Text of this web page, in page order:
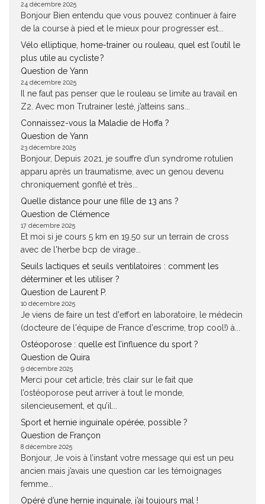
24 décembre 2025
Bonjour Bien entendu que vous pouvez continuer à faire
de la course à pied et le mieux pour progresser est...
Vélo elliptique, home-trainer ou rouleau, quel est l’outil le
plus utile au cycliste ?
Question de Yann
24 décembre 2025
Il ne faut pas penser que le rouleau se limite au travail en
Z2. Avec mon Trutrainer lesté, j’atteins sans...
Connaissez-vous la Maladie de Hoffa ?
Question de Yann
23 décembre 2025
Bonjour, Depuis 2021, je souffre d’un syndrome rotulien
apparu après un traumatisme, avec un genou devenu
chroniquement gonflé et très...
Quelle distance pour une fille de 13 ans ?
Question de Clémence
17 décembre 2025
Et moi si je cours 5 km en 19.50 sur un terrain de cross
avec de l'herbe bcp de virage...
Seuils lactiques et seuils ventilatoires : comment les
déterminer et les utiliser ?
Question de Laurent P.
10 décembre 2025
Je viens de faire un test d'effort en laboratoire, le médecin
(docteure de l'équipe de France d'escrime, trop cool!) à...
Ostéoporose : quelle est l’influence du sport ?
Question de Quira
9 décembre 2025
Merci pour cet article, très clair sur le fait que
l’ostéoporose peut arriver à tout le monde,
silencieusement, et qu’il...
Sport et hernie inguinale opérée, possible ?
Question de Françon
8 décembre 2025
Bonjour, Je vois à l’instant votre message qui est un peu
ancien mais j’avais une question car les témoignages
femme...
Opéré d’une hernie inguinale, j’ai toujours mal !